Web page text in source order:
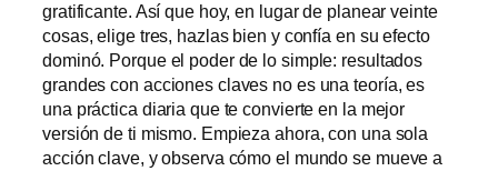
gratificante. Así que hoy, en lugar de planear veinte
cosas, elige tres, hazlas bien y confía en su efecto
dominó. Porque el poder de lo simple: resultados
grandes con acciones claves no es una teoría, es
una práctica diaria que te convierte en la mejor
versión de ti mismo. Empieza ahora, con una sola
acción clave, y observa cómo el mundo se mueve a